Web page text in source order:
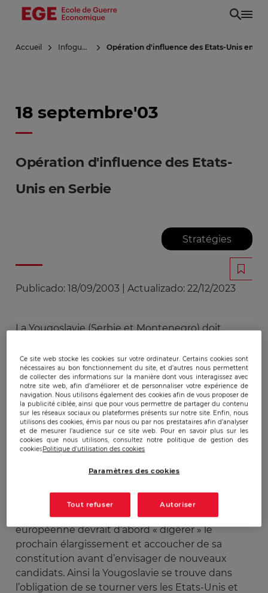
Aller
principal
Accueil Infoguerre Opération d'influence des Etats-Unis en
18 septembre'03
Opération d'influence des Etats-
Unis en Serbie
Stratégies
Publicado: 18/09/2003 Actualizado: 22/12/2023
La Yougoslavie (Serbie et Montenegro) doit
programme de l’OTAN : « Partenariat pour la paix
». Cet accès est attendu pour la fin de l’année.
Malheureusement les réformes prennent du
retard, principalement à cause du manque
d’argent, mais aussi à cause du conservatisme
des membres de l’armée. La Yougoslavie cherche
donc des soutiens. D’un côté, les Etats-Unis
conditions sont remplies, de l’autre côté, l’Union
2007.Dans les Balkans, la plupart des
responsables politiques pense que l’Union
européenne devrait d’abord « digérer » le
prochain élargissement et accoucher de sa
constitution avant d’envisager de nouveaux
candidats. Ainsi la Yougoslavie se trouve dans
l’obligation de se tourner vers les Etats-Unis et
Ce site web stocke les cookies sur votre ordinateur. Certains cookies sont
nécessaires au bon fonctionnement du site, et d’autres nous permettent
de collecter des informations sur la manière dont vous interagissez avec
notre site web, afin d’améliorer et de personnaliser votre expérience de
navigation. Nous utilisons également des cookies afin de vous proposer de
la publicité ciblée, ainsi que pour vous permettre de partager du contenu
sur les réseaux sociaux ou plateformes présents sur notre site. Enfin, nous
utilisons des cookies, émis par nous ou par nos prestataires afin d’analyser
et de mesurer l’audience sur ce site web. Pour en savoir plus sur les
cookies que nous utilisons, consultez notre politique de gestion des
cookiesPolitique d'utilisation des cookies
Paramètres des cookies
Tout refuser Autoriser